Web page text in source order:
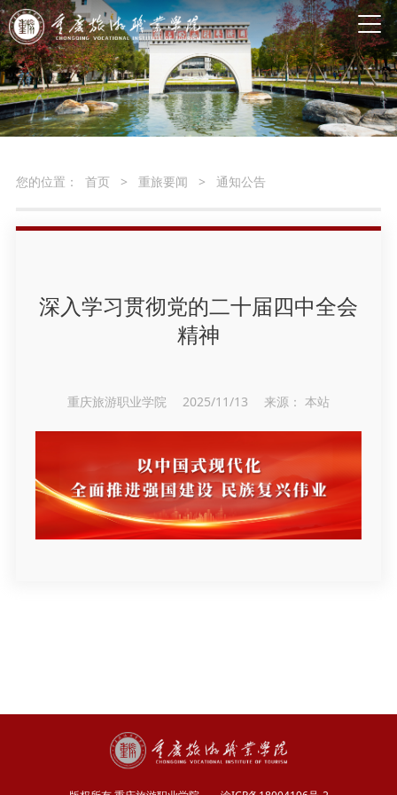
您的位置： 首页 > 重旅要闻 > 通知公告
深入学习贯彻党的二十届四中全会
精神
重庆旅游职业学院 2025/11/13 来源： 本站